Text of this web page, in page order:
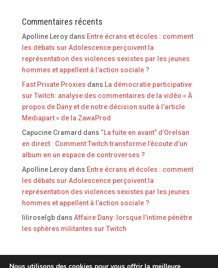
Commentaires récents
Apolline Leroydans Entre écrans et écoles : comment
les débats sur Adolescence perçoivent la
représentation des violences sexistes par les jeunes
hommes et appellent à l’action sociale ?
Fast Private Proxies dans La démocratie participative
sur Twitch: analyse des commentaires de la vidéo « À
propos de Dany et de notre décision suite à l’article
Mediapart » de la ZawaProd
Capucine Cramard dans “La fuite en avant” d’Orelsan
en direct : Comment Twitch transforme l’écoute d’un
album en un espace de controverses ?
Apolline Leroydans Entre écrans et écoles : comment
les débats sur Adolescence perçoivent la
représentation des violences sexistes par les jeunes
hommes et appellent à l’action sociale ?
liliroselgbdans Affaire Dany: lorsque l’intime pénètre
les sphères militantes sur Twitch